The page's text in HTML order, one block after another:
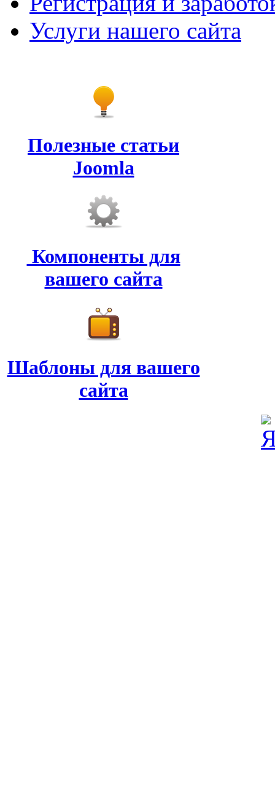
Услуги нашего сайта
Полезные статьи
Joomla
Компоненты для
вашего сайта
Шаблоны для вашего
сайта